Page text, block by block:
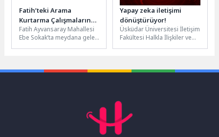
Fatih’teki Arama
Kurtarma Çalışmalarında
Son Durum
Fatih Ayvansaray Mahallesi
Ebe Sokak’ta meydana gelen
Yapay zeka iletişimi
dönüştürüyor!
Üsküdar Üniversitesi İletişim
Fakültesi Halkla İlişkiler ve